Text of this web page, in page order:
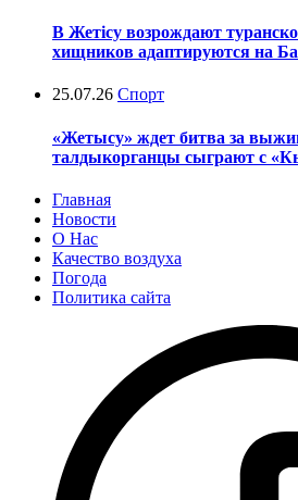
В Жетісу возрождают
хищников адаптируются на
25.07.26 Спорт
«Жетысу» ждет битва за
талдыкорганцы сыграют с
Главная
Новости
О Нас
Качество воздуха
Погода
Политика сайта